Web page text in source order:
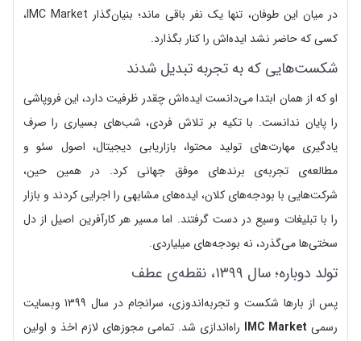
در میان این طوفان، تنها یک نفر باقی ماند؛ بنیان‌گذار IMC Market،
کسی که حاضر نشد ایده‌اش را کنار بگذارد.
شکست‌هایی که به تجربه تبدیل شدند
او که از همان ابتدا می‌دانست ایده‌اش چقدر ظرفیت دارد، این فروپاشی
را پایان ندانست. با تکیه بر تلاش فردی، شب‌های بسیاری را صرف
یادگیری مهارت‌های تولید محتوا، بازاریابی دیجیتال، اصول سئو و
مطالعه‌ی تجربه‌ی برندهای موفق جهانی کرد. در همین حین،
شرکت‌هایی با بودجه‌های کلان، ایده‌های مشابهی را اجرایی کردند و بازار
را با تبلیغات وسیع در دست گرفتند. اما مسیر هر کارآفرین اصیل از دل
سختی‌ها می‌گذرد، نه بودجه‌های میلیاردی.
تولد دوباره؛ سال ۱۳۹۹، نقطه‌ی عطف
پس از بارها شکست و تجربه‌اندوزی، سرانجام در سال ۱۳۹۹ وبسایت
رسمی IMC Market راه‌اندازی شد. تمامی مجوزهای لازم اخذ و اولین